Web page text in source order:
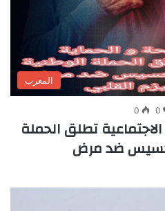
المغرب
0
0
تطلق الحملة
ضد مرض